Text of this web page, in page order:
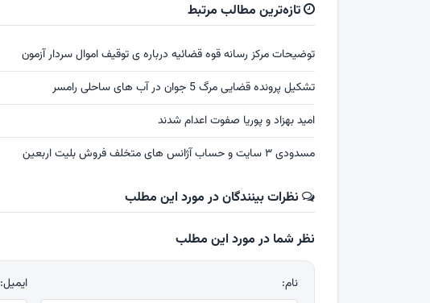
تازه‌ترین مطالب مرتبط
توضیحات مرکز رسانه قوه قضائیه درباره ی توقیف اموال سردار آزمون
تشکیل پرونده قضایی مرگ 5 جوان در آب های ساحلی رامسر
امید بهزاد و پوریا صفوت اعدام شدند
مسدودی ۳ سایت و حساب آژانس های متخلف فروش بلیت اربعین
نظرات بینندگان در مورد این مطلب
نظر شما در مورد این مطلب
نام: ایمیل: